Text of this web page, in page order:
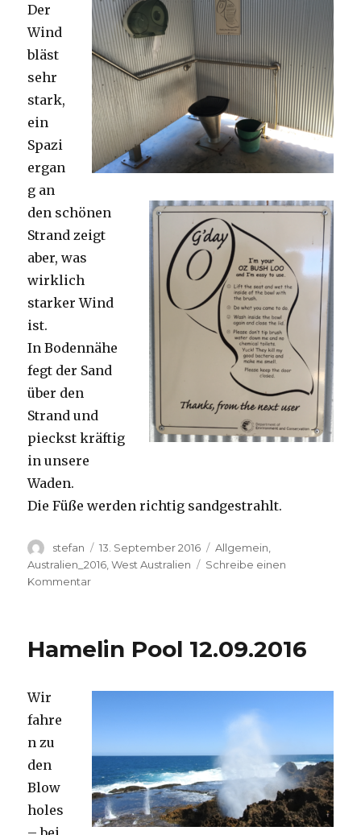
Der
Wind
bläst
sehr
stark,
ein
Spazi
ergan
g an
den schönen
Strand zeigt
aber, was
wirklich
starker Wind
ist.
In Bodennähe
fegt der Sand
über den
Strand und
pieckst kräftig
in unsere
Waden.
Die Füße werden richtig sandgestrahlt.
Autor
stefan
Veröffentlicht
am
13. September 2016 Kategorien
Allgemein
Australien_2016 ,West Australien
Schreibe einen
Kommentarzu
Hamelin Pool 12.09.2016
Wir
fahre
n zu
den
Blow
holes